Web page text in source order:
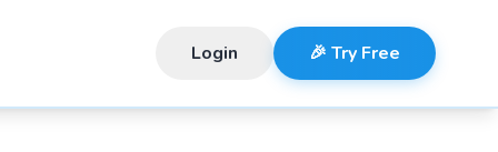
Login 🎉 Try Free